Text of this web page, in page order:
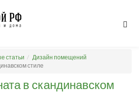
статьи
Дизайн помещений
стиле
в скандинавском